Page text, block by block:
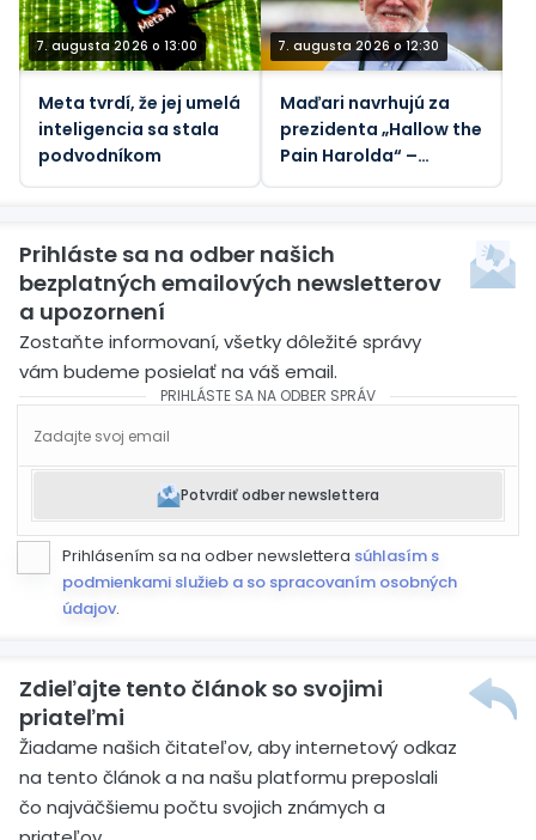
7. augusta 2026 o 13:00
Meta tvrdí, že jej umelá
inteligencia sa stala
podvodníkom
7. augusta 2026 o 12:30
Maďari navrhujú za
prezidenta „Hallow the
Pain Harolda“ –
Prihláste sa na odber našich
bezplatných emailových newsletterov
a upozornení
Zostaňte informovaní, všetky dôležité správy
vám budeme posielať na váš email.
PRIHLÁSTE SA NA ODBER SPRÁV
Potvrdiť odber newslettera
Prihlásením sa na odber newslettera súhlasím s
podmienkami služieb a so spracovaním osobných
údajov.
Zdieľajte tento článok so svojimi
priateľmi
Žiadame našich čitateľov, aby internetový odkaz
na tento článok a na našu platformu preposlali
čo najväčšiemu počtu svojich známych a